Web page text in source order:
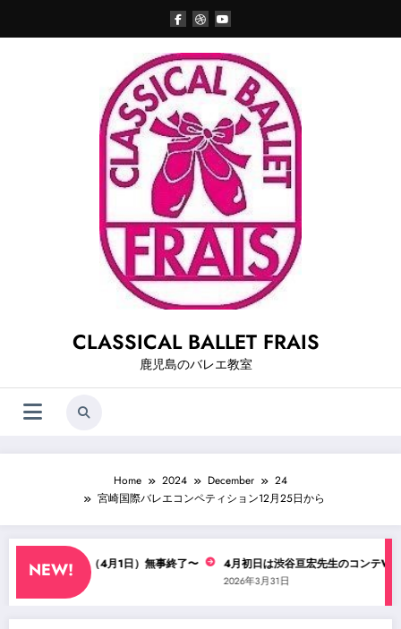
content
CLASSICAL BALLET FRAIS
鹿児島のバレエ教室
Home 2024 December
24
宮崎国際バレエコンペティション12月25日から
NEW!
亘宏先生WS（4月1日）無事終了〜
年4月1日
4月初日は渋谷亘宏先生のコンテWS！
2026年3月31日